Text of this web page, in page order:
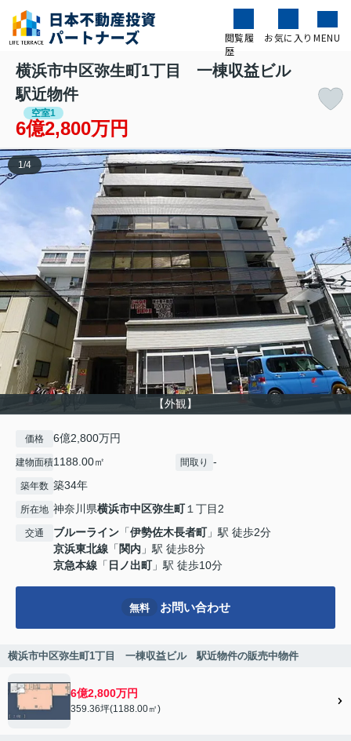
閲覧履
歴
お気に入り MENU
横浜市中区弥生町1丁目 一棟収益ビル
駅近物件
空室1
6億2,800万円
【外観】
1 /4
価格 6億2,800万円
建物面積1188.00㎡ 間取り -
築年数 築34年
所在地 神奈川県横浜市中区弥生町１丁目2
交通 ブルーライン 「伊勢佐木長者町」駅 徒歩2分
京浜東北線 「 関内 」駅 徒歩8分
京急本線 「 日ノ出町」駅 徒歩10分
無料 お問い合わせ
横浜市中区弥生町1丁目 一棟収益ビル 駅近物件の販売中物件
6億2,800万円
359.36坪(1188.00㎡)